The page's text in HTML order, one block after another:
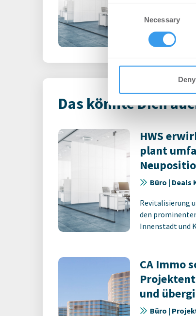
We use cookies to
other information that
Consent
Necessary
Deny
Kreditnehmer
Das könnte Dich
HWS
plant
Büro | Deals
Revitalisierung
den
Innenstadt und
CA Immo
und
Büro |